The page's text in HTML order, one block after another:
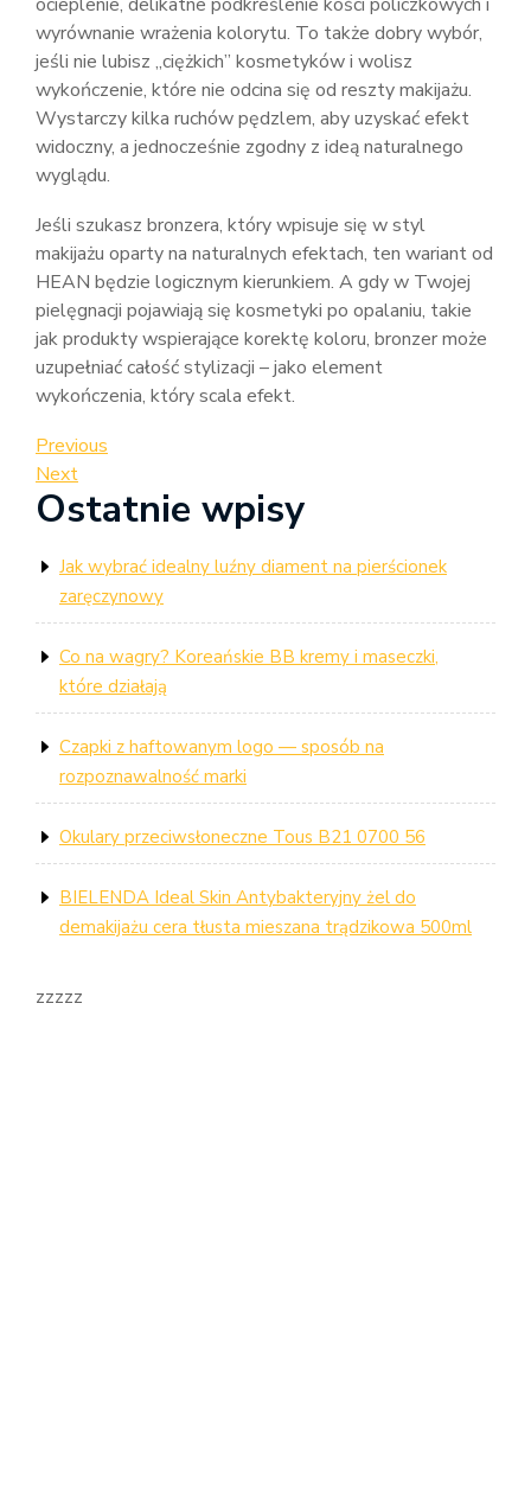
wyrównanie wrażenia kolorytu. To także dobry wybór,
jeśli nie lubisz „ciężkich” kosmetyków i wolisz
wykończenie, które nie odcina się od reszty makijażu.
Wystarczy kilka ruchów pędzlem, aby uzyskać efekt
widoczny, a jednocześnie zgodny z ideą naturalnego
wyglądu.
Jeśli szukasz bronzera, który wpisuje się w styl
makijażu oparty na naturalnych efektach, ten wariant od
HEAN będzie logicznym kierunkiem. A gdy w Twojej
pielęgnacji pojawiają się kosmetyki po opalaniu, takie
jak produkty wspierające korektę koloru, bronzer może
uzupełniać całość stylizacji – jako element
wykończenia, który scala efekt.
Nawigacja
wpisu
Previous
Post
Previous
Next
Post
Next
Ostatnie wpisy
Jak wybrać idealny luźny diament na pierścionek
zaręczynowy
Co na wagry? Koreańskie BB kremy i maseczki,
które działają
Czapki z haftowanym logo — sposób na
rozpoznawalność marki
Okulary przeciwsłoneczne Tous B21 0700 56
BIELENDA Ideal Skin Antybakteryjny żel do
demakijażu cera tłusta mieszana trądzikowa 500ml
zzzzz